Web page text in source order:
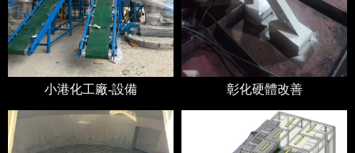
小港化工廠-設備 彰化硬體改善